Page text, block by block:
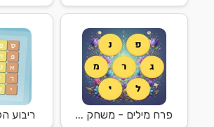
פרח מילים - משחק ... ריבוע